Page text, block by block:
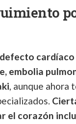
embolia
, aunque ahora
el corazón